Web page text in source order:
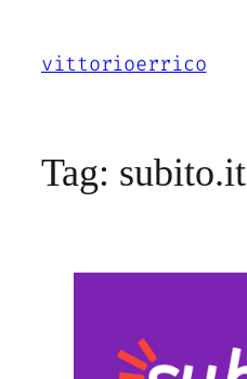
contenuto
vittorioerrico
Tag: subito.it